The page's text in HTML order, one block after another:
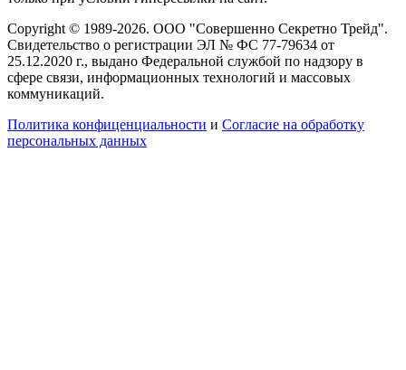
Copyright © 1989-2026. ООО "Совершенно Секретно Трейд".
Свидетельство о регистрации ЭЛ № ФС 77-79634 от
25.12.2020 г., выдано Федеральной службой по надзору в
сфере связи, информационных технологий и массовых
коммуникаций.
Политика конфиценциальности и Согласие на обработку
персональных данных